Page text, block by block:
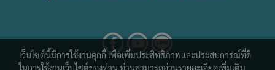
เว็บไซต์นี้มีการใช้งานคุกกี้ เพื่อเพิ่มประสิทธิภาพและประสบการณ์ที่ดี
ในการใช้งานเว็บไซต์ของท่าน ท่านสามารถอ่านรายละเอียดเพิ่มเติม